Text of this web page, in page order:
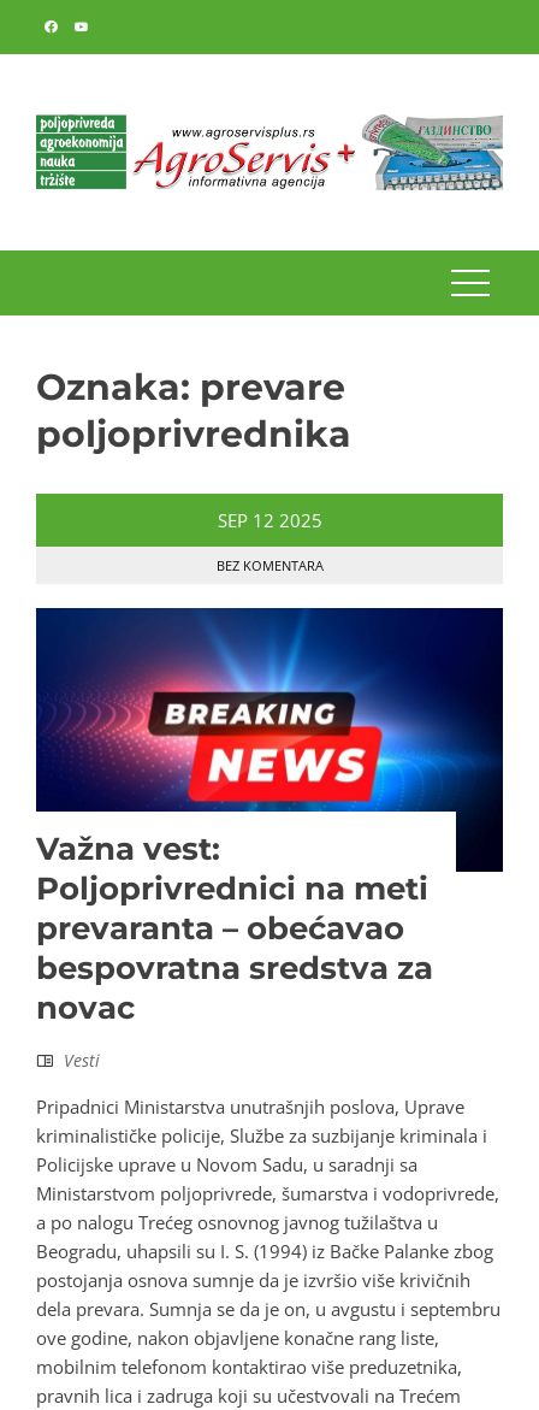
Oznaka: prevare
poljoprivrednika
SEP 12 2025
BEZ KOMENTARA
Važna vest:
Poljoprivrednici na meti
prevaranta – obećavao
bespovratna sredstva za
novac
Vesti
Pripadnici Ministarstva unutrašnjih poslova, Uprave
kriminalističke policije, Službe za suzbijanje kriminala i
Policijske uprave u Novom Sadu, u saradnji sa
Ministarstvom poljoprivrede, šumarstva i vodoprivrede,
a po nalogu Trećeg osnovnog javnog tužilaštva u
Beogradu, uhapsili su I. S. (1994) iz Bačke Palanke zbog
postojanja osnova sumnje da je izvršio više krivičnih
dela prevara. Sumnja se da je on, u avgustu i septembru
ove godine, nakon objavljene konačne rang liste,
mobilnim telefonom kontaktirao više preduzetnika,
pravnih lica i zadruga koji su učestvovali na Trećem